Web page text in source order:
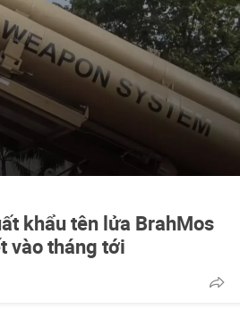
khẩu tên lửa BrahMos
vào tháng tới